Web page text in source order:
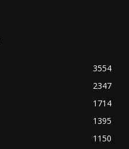
3554
2347
1714
1395
1150